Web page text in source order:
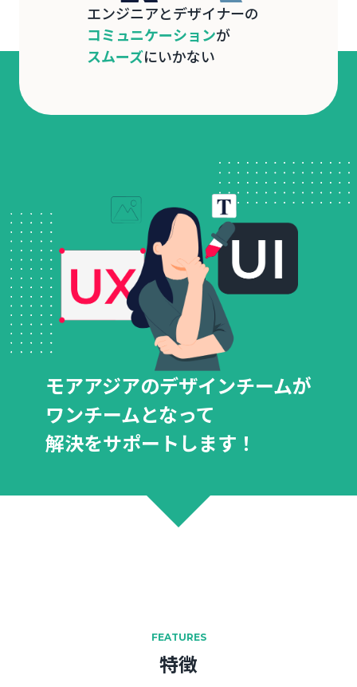
エンジニアとデザイナーの
コミュニケーションが
スムーズにいかない
モアアジアのデザインチームが
ワンチームとなって
解決をサポートします！
FEATURES
特徴